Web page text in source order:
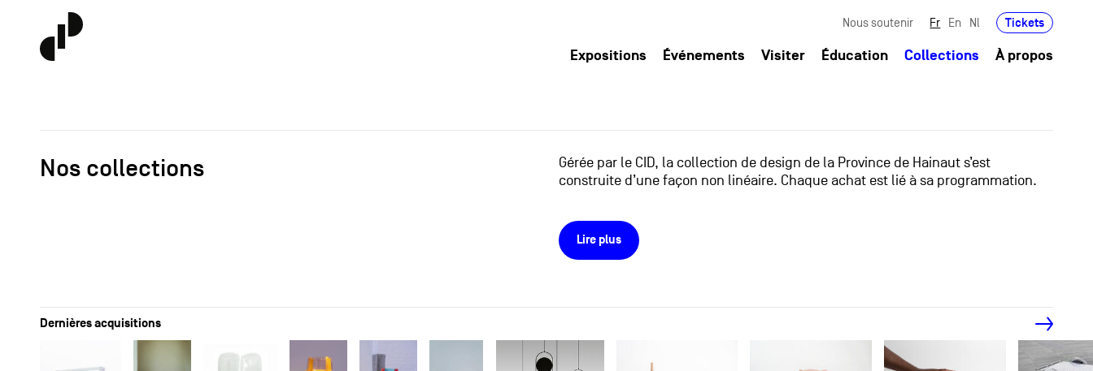
Nous soutenir Fr En Nl Tickets
Expositions Événements Visiter Éducation Collections À propos
Nos collections
Gérée par le CID, la collection de design de la Province de Hainaut s’est
construite d’une façon non linéaire. Chaque achat est lié à sa programmation.
Lire plus
Dernières acquisitions